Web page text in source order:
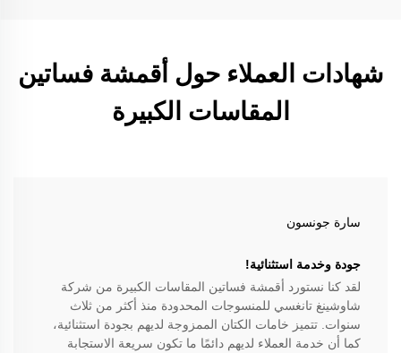
شهادات العملاء حول أقمشة فساتين
المقاسات الكبيرة
سارة جونسون
جودة وخدمة استثنائية!
لقد كنا نستورد أقمشة فساتين المقاسات الكبيرة من شركة
شاوشينغ تانغسي للمنسوجات المحدودة منذ أكثر من ثلاث
سنوات. تتميز خامات الكتان الممزوجة لديهم بجودة استثنائية،
كما أن خدمة العملاء لديهم دائمًا ما تكون سريعة الاستجابة